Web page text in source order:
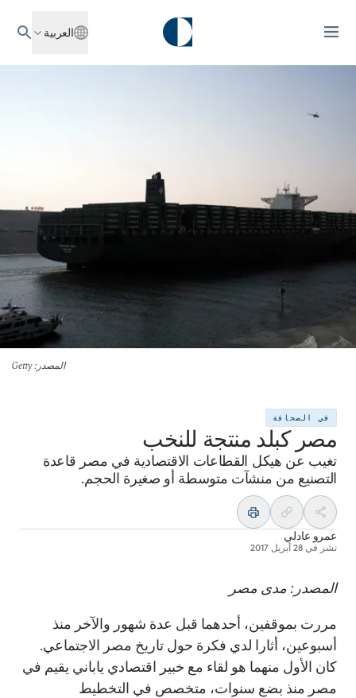
العربية
المصدر : Getty
في الصحافة
مصر كبلد منتجة للنخب
تغيب عن هيكل القطاعات الاقتصادية في مصر قاعدة
التصنيع من منشآت متوسطة أو صغيرة الحجم.
عمرو عادلي
نشر في 28 أبريل 2017
المصدر: مدى مصر
مررت بموقفين، أحدهما قبل عدة شهور والآخر منذ
أسبوعين، أثارا لدي فكرة حول تاريخ مصر الاجتماعي.
كان الأول منهما هو لقاء مع خبير اقتصادي ياباني يقيم في
مصر منذ بضع سنوات، متخصص في التخطيط